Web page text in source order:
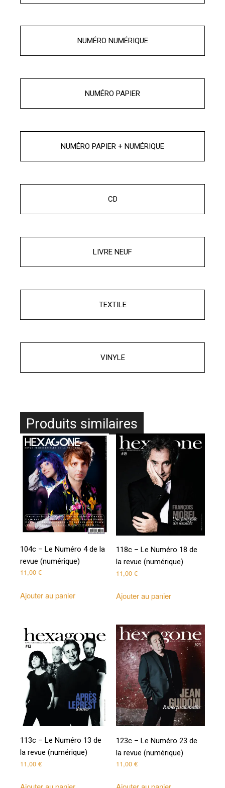
NUMÉRO NUMÉRIQUE
NUMÉRO PAPIER
NUMÉRO PAPIER + NUMÉRIQUE
CD
LIVRE NEUF
TEXTILE
VINYLE
Produits similaires
104c – Le Numéro 4 de la
revue (numérique)
11,00 €
Ajouter au panier
118c – Le Numéro 18 de
la revue (numérique)
11,00€
Ajouter au panier
113c – Le Numéro 13 de
la revue (numérique)
11,00 €
123c – Le Numéro 23 de
la revue (numérique)
11,00€